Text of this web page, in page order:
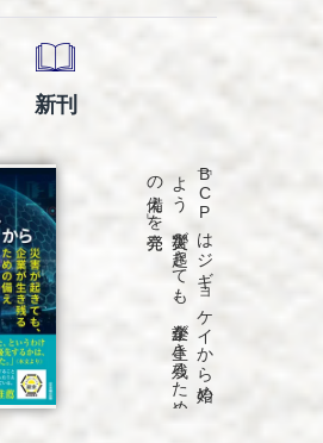
新刊
「B
C
P
は
ジ
ギ
ョ
ケ
イ
か
ら
始め
よ
う
災害が
起き
て
も
、
企業が
生き
残る
た
め
の
備え
」を
発売